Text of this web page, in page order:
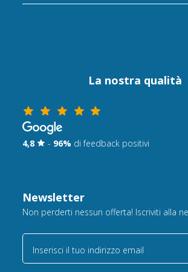
La nostra qualità
4,8 - 96% di feedback positivi
Newsletter
Non perderti nessun offerta! Iscriviti alla
Inserisci il tuo indirizzo email